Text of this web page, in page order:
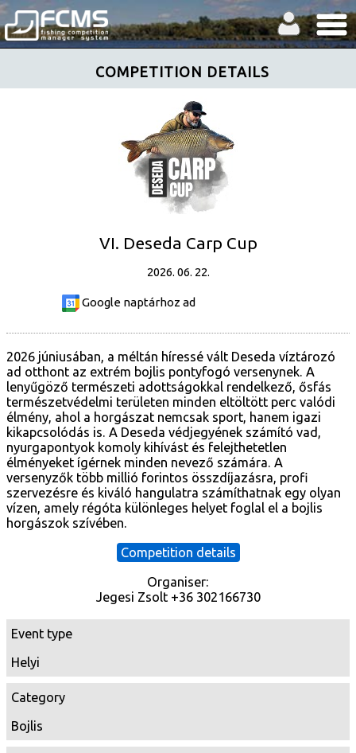
COMPETITION DETAILS
VI. Deseda Carp Cup
2026. 06. 22.
Google naptárhoz ad
2026 júniusában, a méltán híressé vált Deseda víztározó
ad otthont az extrém bojlis pontyfogó versenynek. A
lenyűgöző természeti adottságokkal rendelkező, ősfás
természetvédelmi területen minden eltöltött perc valódi
élmény, ahol a horgászat nemcsak sport, hanem igazi
kikapcsolódás is. A Deseda védjegyének számító vad,
nyurgapontyok komoly kihívást és felejthetetlen
élményeket ígérnek minden nevező számára. A
versenyzők több millió forintos összdíjazásra, profi
szervezésre és kiváló hangulatra számíthatnak egy olyan
vízen, amely régóta különleges helyet foglal el a bojlis
horgászok szívében.
Competition details
Organiser:
Jegesi Zsolt +36 302166730
Event type
Helyi
Category
Bojlis